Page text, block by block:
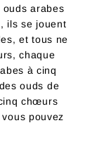
arabes
ils se jouent
et tous ne
chaque
à cinq
ouds de
chœurs
pouvez